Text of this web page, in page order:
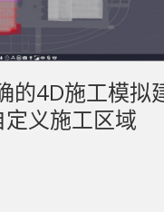
的4D施工模拟
定义施工区域